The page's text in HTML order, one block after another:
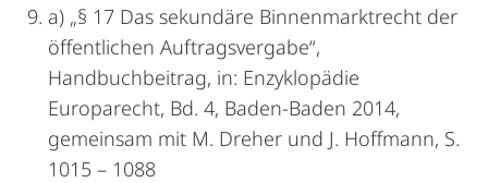
a) „§ 17 Das sekundäre Binnenmarktrecht der
öffentlichen Auftragsvergabe“,
Handbuchbeitrag, in: Enzyklopädie
Europarecht, Bd. 4, Baden-Baden 2014,
gemeinsam mit M. Dreher und J. Hoffmann, S.
1015 – 1088